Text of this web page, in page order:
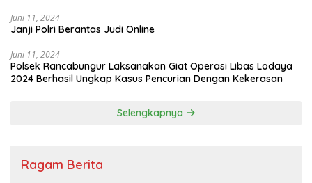
Juni 11, 2024
Janji Polri Berantas Judi Online
Juni 11, 2024
Polsek Rancabungur Laksanakan Giat Operasi Libas Lodaya
2024 Berhasil Ungkap Kasus Pencurian Dengan Kekerasan
Selengkapnya
Ragam Berita